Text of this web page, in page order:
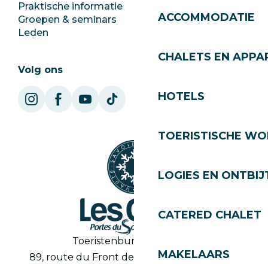
ACCOMMODATIE
CHALETS EN
HOTELS
TOERISTISCHE
LOGIES EN
CATERED CHALET
MAKELAARS
Praktische informatie
Groepen & seminars
Leden
SoleGets
Volg ons
Toeristenbureau Les Gets
89, route du Front de Neige 74260 Les Gets